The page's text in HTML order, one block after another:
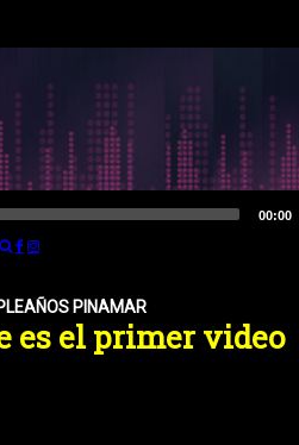
00:00
PINAMAR
es el primer video